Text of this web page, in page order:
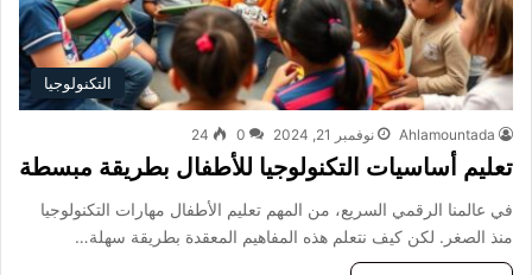
التكنولوجيا
Ahlamountada نوفمبر 21, 2024 0
24
تعليم أساسيات التكنولوجيا للأطفال بطريقة مبسطة
في عالمنا الرقمي السريع، من المهم تعليم الأطفال مهارات التكنولوجيا
منذ الصغر. لكن كيف نتعلم هذه المفاهيم المعقدة بطريقة سهلة…